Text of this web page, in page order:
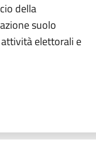
della
suolo
elettorali e